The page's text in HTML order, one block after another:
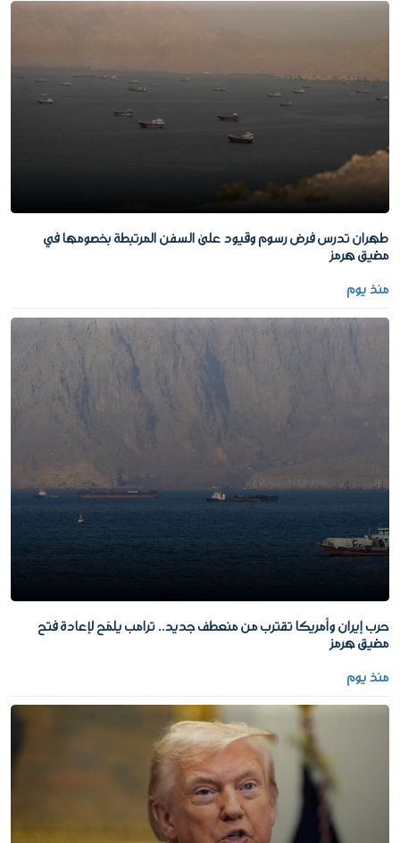
طهران تدرس فرض رسوم وقيود على السفن المرتبطة بخصومها في
مضيق هرمز
منذ يوم
حرب إيران وأمريكا تقترب من منعطف جديد.. ترامب يلمّح لإعادة فتح
مضيق هرمز
منذ يوم